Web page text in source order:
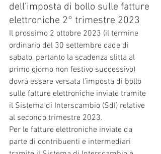
dell’imposta di bollo sulle fatture
elettroniche 2° trimestre 2023
Il prossimo 2 ottobre 2023 (il termine
ordinario del 30 settembre cade di
sabato, pertanto la scadenza slitta al
primo giorno non festivo successivo)
dovrà essere versata l’imposta di bollo
sulle fatture elettroniche inviate tramite
il Sistema di Interscambio (SdI) relative
al secondo trimestre 2023.
Per le fatture elettroniche inviate da
parte di contribuenti e intermediari